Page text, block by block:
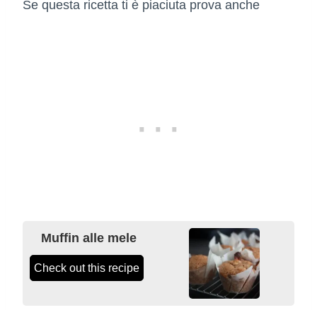
Se questa ricetta ti è piaciuta prova anche
Muffin alle mele
Check out this recipe